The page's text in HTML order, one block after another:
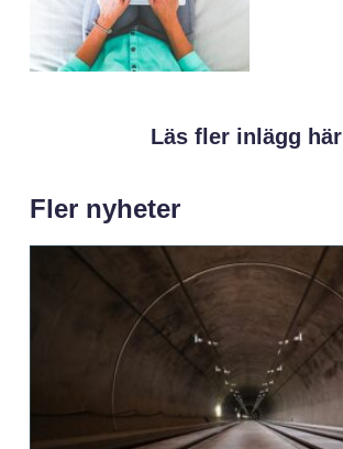
Läs fler inlägg här
Fler nyheter